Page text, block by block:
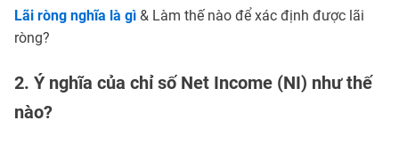
Lãi ròng nghĩa là gì & Làm thế nào để xác định được lãi
ròng?
2. Ý nghĩa của chỉ số Net Income (NI) như thế
nào?